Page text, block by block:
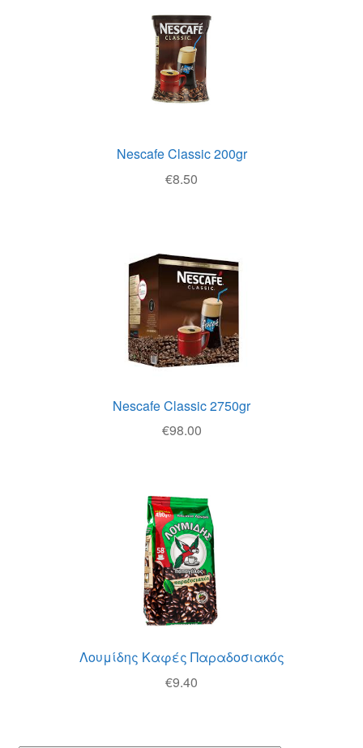
Πολιτική Επιστροφών
Τρόποι Αποστολής
Τρόποι Πληρωμής
Nescafe Classic 200gr
€8.50
Nescafe Classic 2750gr
€98.00
Λουμίδης Καφές Παραδοσιακός
€9.40